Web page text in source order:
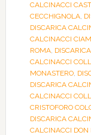
CALCINACCI
CECCHIGNOLA,
DISCARICA
CALCINACCI
ROMA,
CALCINACCI
MONASTERO,
DISCARICA
CALCINACCI
CRISTOFORO
DISCARICA
CALCINACCI DON